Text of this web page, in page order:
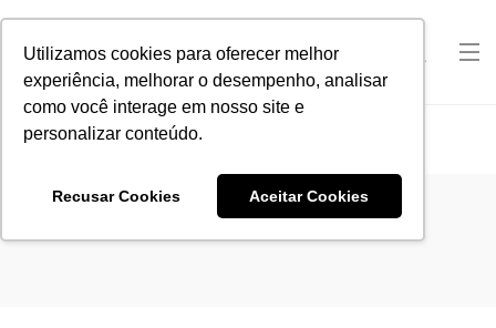
Utilizamos cookies para oferecer melhor
experiência, melhorar o desempenho, analisar
como você interage em nosso site e
personalizar conteúdo.
Recusar Cookies Aceitar Cookies
Home